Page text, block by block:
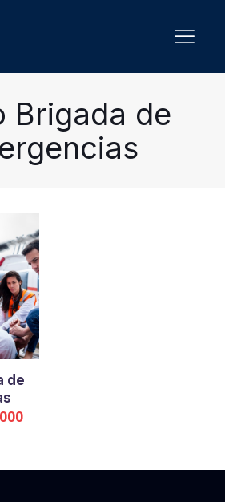
Brigada de
de
Current